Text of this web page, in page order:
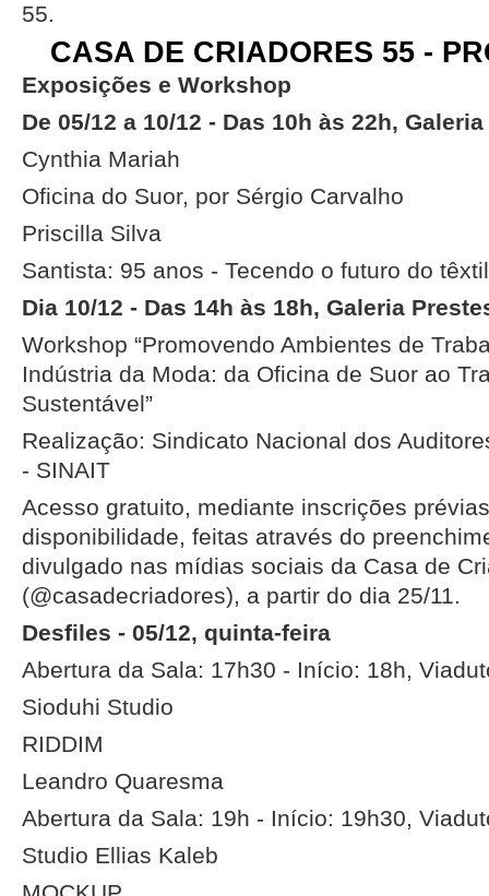
55.
CASA DE CRIADORES 55 -
Exposições e Workshop
De 05/12 a 10/12 - Das 10h às 22h,
Cynthia Mariah
Oficina do Suor, por Sérgio Carvalho
Priscilla Silva
Santista: 95 anos - Tecendo o futuro do
Dia 10/12 - Das 14h às 18h, Galeria
Workshop “Promovendo Ambientes de
Indústria da Moda: da Oficina de Suor ao
Sustentável”
Realização: Sindicato Nacional dos
- SINAIT
Acesso gratuito, mediante inscrições
disponibilidade, feitas através do
divulgado nas mídias sociais da Casa de
(@casadecriadores), a partir do dia 25/11.
Desfiles - 05/12, quinta-feira
Abertura da Sala: 17h30 - Início: 18h,
Sioduhi Studio
RIDDIM
Leandro Quaresma
Abertura da Sala: 19h - Início: 19h30,
Studio Ellias Kaleb